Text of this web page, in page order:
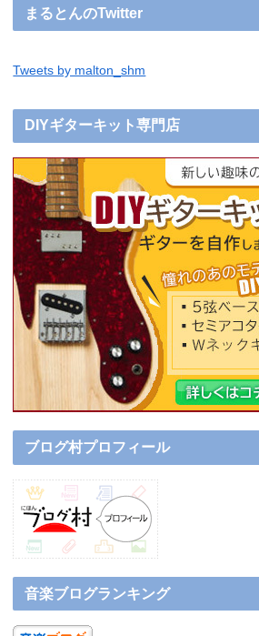
まるとんのTwitter
Tweets by malton_shm
DIYギターキット専門店
ブログ村プロフィール
音楽ブログランキング